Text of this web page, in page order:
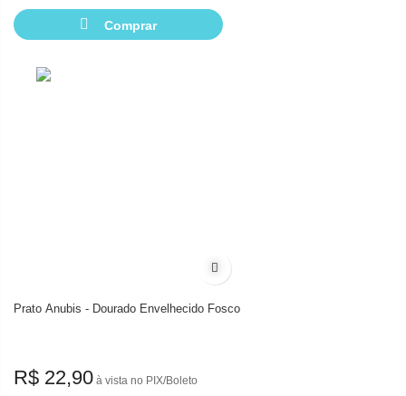
Comprar
Adicionar à lista de desejos
Prato Anubis - Dourado Envelhecido Fosco
R$ 22,90 à vista no PIX/Boleto